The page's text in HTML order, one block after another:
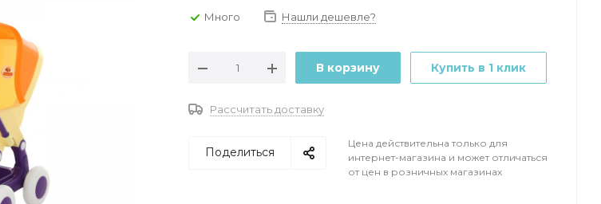
Много Нашли дешевле?
В корзину Купить в 1 клик
Рассчитать доставку
Поделиться
Цена действительна только для
интернет-магазина и может отличаться
от цен в розничных магазинах